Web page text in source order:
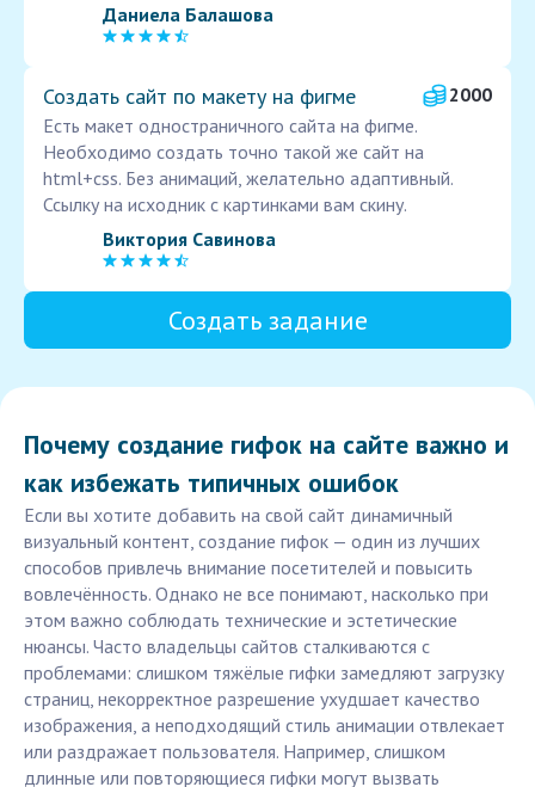
Даниела Балашова
Создать сайт по макету на фигме
2000
Есть макет одностраничного сайта на фигме.
Необходимо создать точно такой же сайт на
html+css. Без анимаций, желательно адаптивный.
Ссылку на исходник с картинками вам скину.
Виктория Савинова
Создать задание
Почему создание гифок на сайте важно и
как избежать типичных ошибок
Если вы хотите добавить на свой сайт динамичный
визуальный контент, создание гифок — один из лучших
способов привлечь внимание посетителей и повысить
вовлечённость. Однако не все понимают, насколько при
этом важно соблюдать технические и эстетические
нюансы. Часто владельцы сайтов сталкиваются с
проблемами: слишком тяжёлые гифки замедляют загрузку
страниц, некорректное разрешение ухудшает качество
изображения, а неподходящий стиль анимации отвлекает
или раздражает пользователя. Например, слишком
длинные или повторяющиеся гифки могут вызвать